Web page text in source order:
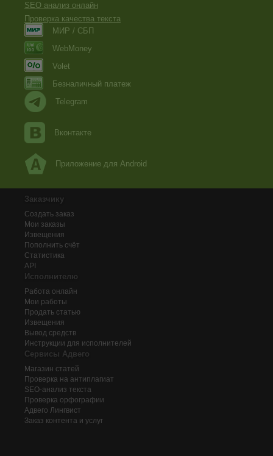
SEO анализ онлайн
Проверка качества текста
МИР / СБП
WebMoney
Volet
Безналичный платеж
Telegram
Вконтакте
Приложение для Android
Заказчику
Создать заказ
Мои заказы
Извещения
Пополнить счёт
Статистика
API
Исполнителю
Работа онлайн
Мои работы
Продать статью
Извещения
Вывод средств
Инструкции для исполнителей
Сервисы Адвего
Магазин статей
Проверка на антиплагиат
SEO-анализ текста
Проверка орфографии
Адвего Лингвист
Заказ контента и услуг